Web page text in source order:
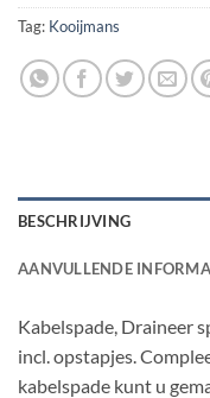
Tag: Kooijmans
BESCHRIJVING
AANVULLENDE
Kabelspade, Draineer
incl. opstapjes.
kabelspade kunt u